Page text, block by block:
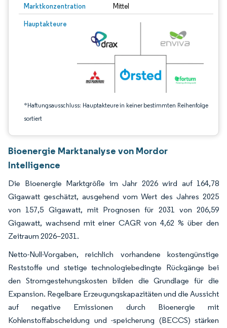
Marktkonzentration Mittel
Hauptakteure
*Haftungsausschluss: Hauptakteure in keiner bestimmten Reihenfolge
sortiert
Bild © Mordor Intelligence. Wiederverwendung erfordert Namensnennung
Bioenergie Marktanalyse von Mordor
Intelligence
Die Bioenergie Marktgröße im Jahr 2026 wird auf 164,78
Gigawatt geschätzt, ausgehend vom Wert des Jahres 2025
von 157,5 Gigawatt, mit Prognosen für 2031 von 206,59
Gigawatt, wachsend mit einer CAGR von 4,62 % über den
Zeitraum 2026–2031.
Netto-Null-Vorgaben, reichlich vorhandene kostengünstige
Reststoffe und stetige technologiebedingte Rückgänge bei
den Stromgestehungskosten bilden die Grundlage für die
Expansion. Regelbare Erzeugungskapazitäten und die Aussicht
auf negative Emissionen durch Bioenergie mit
Kohlenstoffabscheidung und -speicherung (BECCS) stärken